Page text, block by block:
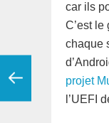
car ils
C’est
chaque
projet
l’UEFI